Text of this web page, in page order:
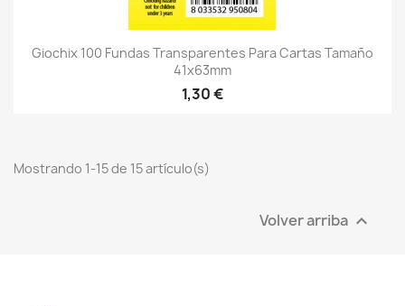
Giochix 100 Fundas Transparentes Para Cartas Tamaño
41x63mm
1,30 €
Mostrando 1-15 de 15 artículo(s)
Volver arriba 